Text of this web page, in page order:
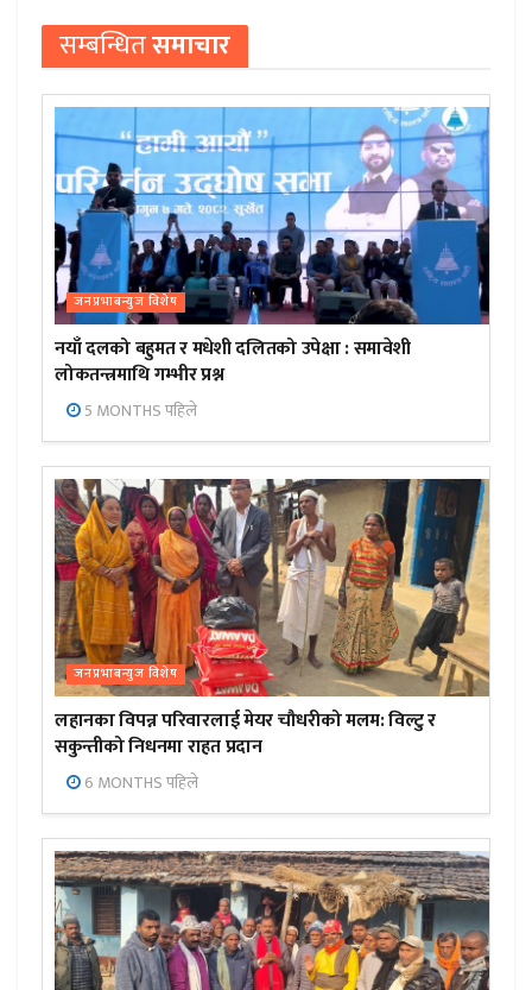
सम्बन्धितसमाचार
जनप्रभाबन्युज विशेष
नयाँ दलको बहुमत र मधेशी दलितको उपेक्षा : समावेशी
लोकतन्त्रमाथि गम्भीर प्रश्न
5 MONTHS पहिले
जनप्रभाबन्युज विशेष
लहानका विपन्न परिवारलाई मेयर चौधरीको मलम: विल्टु र
सकुन्तीको निधनमा राहत प्रदान
6 MONTHS पहिले